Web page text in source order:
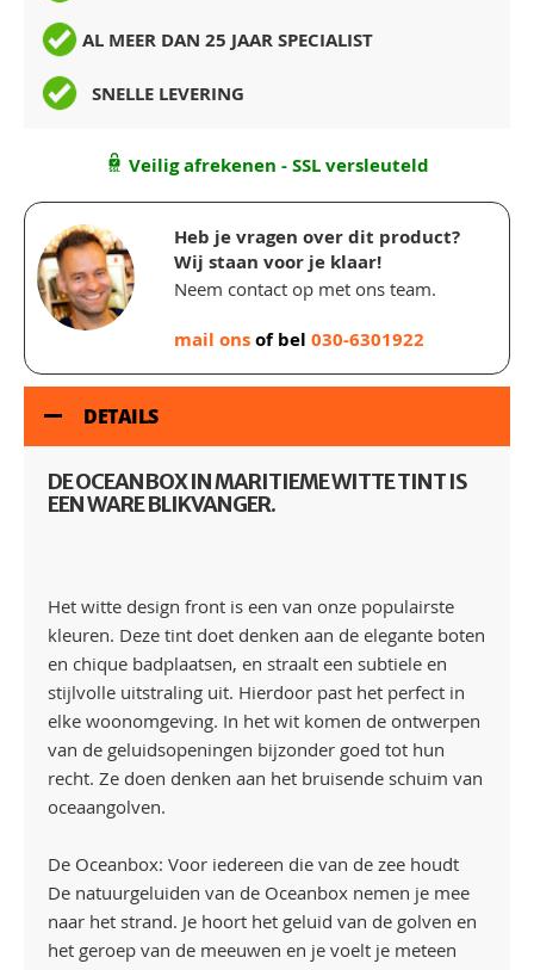
AL MEER DAN 25 JAAR SPECIALIST
SNELLE LEVERING
Veilig afrekenen - SSL versleuteld
Heb je vragen over dit product?
Wij staan voor je klaar!
Neem contact op met ons team.
mail onsof bel 030-6301922
DETAILS
DE OCEANBOX IN MARITIEME WITTE TINT IS
EEN WARE BLIKVANGER.
Het witte design front is een van onze populairste
kleuren. Deze tint doet denken aan de elegante boten
en chique badplaatsen, en straalt een subtiele en
stijlvolle uitstraling uit. Hierdoor past het perfect in
elke woonomgeving. In het wit komen de ontwerpen
van de geluidsopeningen bijzonder goed tot hun
recht. Ze doen denken aan het bruisende schuim van
oceaangolven.
De Oceanbox: Voor iedereen die van de zee houdt
De natuurgeluiden van de Oceanbox nemen je mee
naar het strand. Je hoort het geluid van de golven en
het geroep van de meeuwen en je voelt je meteen